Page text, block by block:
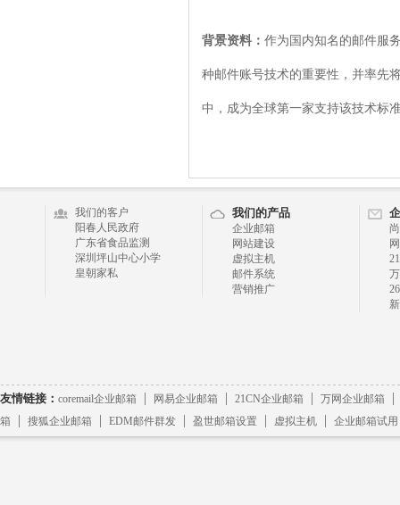
背景资料： 作为国内知名的邮件服
种邮件账号技术的重要性，并率先
中，成为全球第一家支持该技术标
我们的客户
阳春人民政府
广东省食品监测
深圳坪山中心小学
皇朝家私
我们的产品
企业邮箱
网站建设
虚拟主机
邮件系统
营销推广
友情链接： coremail企业邮箱 | 网易企业邮箱 | 21CN企业邮箱 | 万网企业邮箱
箱 | 搜狐企业邮箱 | EDM邮件群发 | 盈世邮箱设置 | 虚拟主机 | 企业邮箱试用